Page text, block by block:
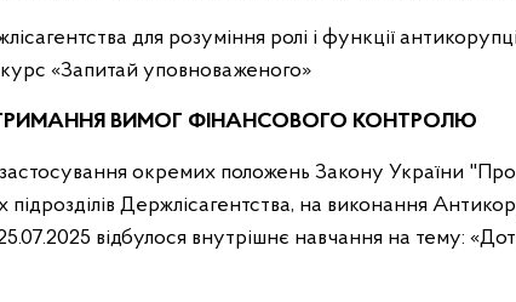
для розуміння ролі і функції
«Запитай уповноваженого»
ВИМОГ ФІНАНСОВОГО КОНТРОЛЮ
окремих положень Закону України "Про
підрозділів Держлісагентства, на виконання
відбулося внутрішнє навчання на тему: